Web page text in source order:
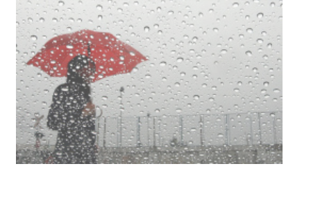
Clases de Muai Thai en Complejo
Charrúa
03-08-2026
NOTICIAS
NOTICIAS